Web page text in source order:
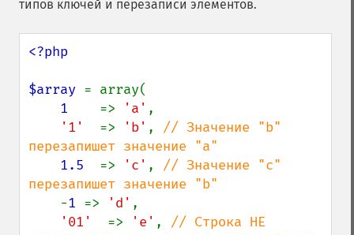
типов ключей и перезаписи элементов.
<?php
$array = array(
1 => 'a' ,
'1' => 'b' , // Значение "b"
перезапишет значение "a"
1.5 => 'c' , // Значение "c"
перезапишет значение "b"
-1 => 'd' ,
'01' => 'e' , // Строка НЕ